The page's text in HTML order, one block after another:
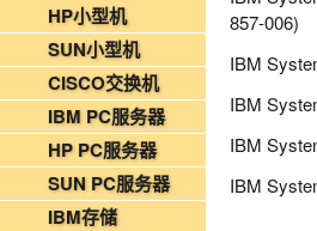
2026年08月05日-金支点烟草IT运维资讯
20260804-金支点IT运维资讯日报
20260804-金支点铁路智慧运维资讯日报
20260804-金支点烟草IT运维资讯日报
2026年08月03日-金支点IT运维资讯日报
2026年08月03日-金支点铁路智慧运维资
国家铁路局关于印发《“十四五”铁路科技
HP小型机
SUN小型机
CISCO交换机
IBM PC服务器
HP PC服务器
SUN PC服务器
IBM存储
857-006)
IBM
IBM
IBM
IBM